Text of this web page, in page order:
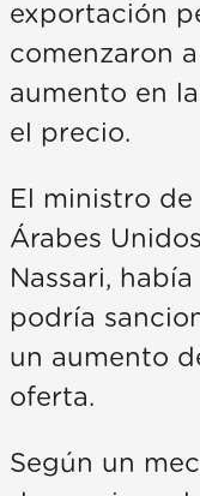
exportación
comenzaron
aumento en
el precio.
El ministro
Árabes
Nassari,
podría
un aumento
oferta.
Según un